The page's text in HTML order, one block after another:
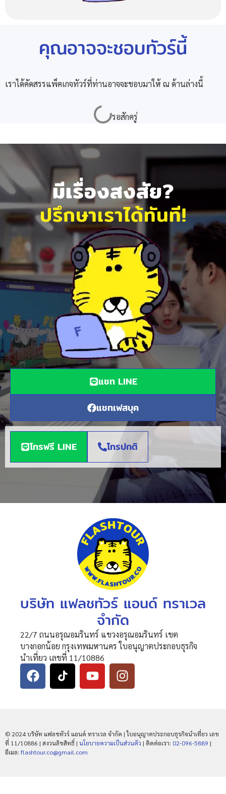
คุณอาจจะชอบทัวร์นี้
เราได้คัดสรรแพ็คเกจทัวร์ที่ท่านอาจจะชอบมาให้ ณ ด้านล่างนี้
มีเรื่องสงสัย?
ปรึกษาเราได้ทันที!
แชท LINE
แชทเฟสบุค
โทรฟรี LINE โทรปกติ
บริษัท แฟลชทัวร์ แอนด์ ทราเวล
จำกัด
22/7 ถนนอรุณอมรินทร์ แขวงอรุณอมรินทร์ เขต
บางกอกน้อย กรุงเทพมหานคร ใบอนุญาตประกอบธุรกิจ
นำเที่ยว เลขที่ 11/10886
© 2024 บริษัท แฟลชทัวร์ แอนด์ ทราเวล จำกัด | ใบอนุญาตประกอบธุรกิจนำเที่ยว เลข
ที่ 11/10886 | สงวนลิขสิทธิ์ | นโยบายความเป็นส่วนตัว | ติดต่อเรา: 02-096-5889 |
อีเมล: flashtour.co@gmail.com